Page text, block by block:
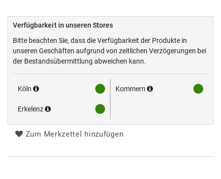
Verfügbarkeit in unseren Stores
Bitte beachten Sie, dass die Verfügbarkeit der Produkte in
unseren Geschäften aufgrund von zeitlichen Verzögerungen bei
der Bestandsübermittlung abweichen kann.
Köln Kommern
Erkelenz
Zum Merkzettel hinzufügen